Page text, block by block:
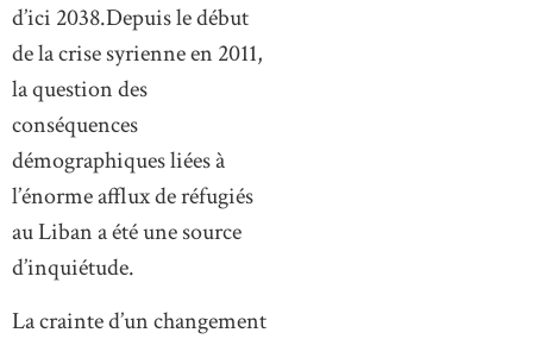
d’ici 2038.Depuis le début
de la crise syrienne en 2011,
la question des
conséquences
démographiques liées à
l’énorme afflux de réfugiés
au Liban a été une source
d’inquiétude.
La crainte d’un changement